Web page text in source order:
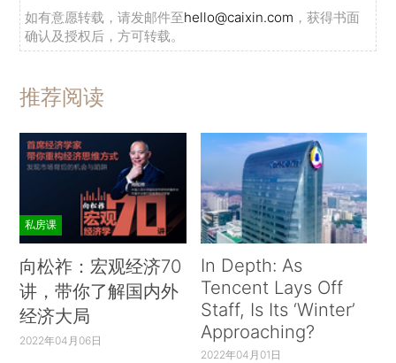
如有意愿转载，请发邮件至hello@caixin.com ，获得书面
确认及授权后，方可转载。
推荐阅读
私房课
向松祚：宏观经济70
讲，带你了解国内外
经济大局
2022年04月06日
In Depth: As
Tencent Lays Off
Staff, Is Its ‘Winter’
Approaching?
2022年04月01日